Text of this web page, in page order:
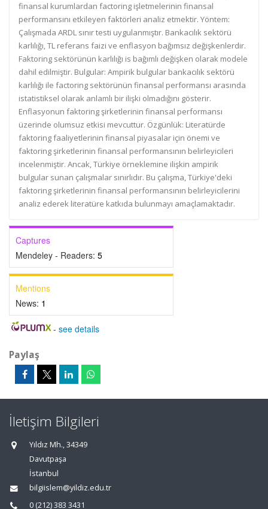
finansal kurumlardan factoring işletmelerinin finansal
performansını etkileyen faktörleri analiz etmektir. Yöntem:
Çalışmada ARDL sınır testi uygulanmıştır. Bankacılık sektörü
karlılığı, TL referans faizi ve enflasyon bağımsız değişkenlerdir.
Faktoring sektörünün karlılığı is bağımlı değişken olarak modele
dahil edilmiştir. Bulgular: Ampirik bulgular bankacılık sektörü
karlılığı ile factoring sektörünün finansal performansı arasında
istatistiksel olarak anlamlı bir ilişki olmadığını gösterir.
Enflasyonun faktoring şirketlerinin finansal performansı
üzerinde olumsuz etkisi mevcuttur. Özgünlük: Literatürde
faktoring faaliyetlerinin finansal piyasalar için önemi ve
faktoring şirketlerinin finansal performansının belirleyicileri
incelenmiştir. Ancak, Türkiye örneklemine ilişkin ampirik
bulgular sunan çalışmalar sınırlıdır. Bu çalışma, Türkiye'deki
faktoring şirketlerinin finansal performansının belirleyicilerini
analiz ederek literatüre katkıda bulunmayı amaçlamaktadır.
Captures
Mendeley - Readers: 5
Mentions
News: 1
- see details
Paylaş
İletişim Bilgileri
Yıldız Mh., 34349
Davutpaşa
İstanbul
bilgiislem@yildiz.edu.tr
0 (212) 383 3431